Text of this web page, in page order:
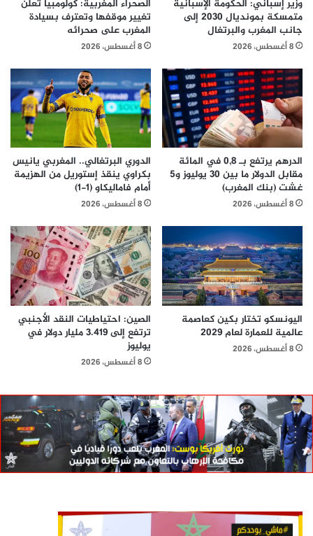
وزير إسباني: الحكومة الإسبانية
متمسكة بمونديال 2030 إلى
جانب المغرب والبرتغال
8 أغسطس، 2026
الصحراء المغربية: كولومبيا تعلن
تغيير موقفها وتعترف بسيادة
المغرب على صحرائه
8 أغسطس، 2026
الدرهم يرتفع بـ 0,8 في المائة
مقابل الدولار ما بين 30 يوليوز و5
غشت (بنك المغرب)
8 أغسطس، 2026
الدوري البرتغالي.. المغربي يانيس
بكراوي ينقذ إستوريل من الهزيمة
أمام فاماليكاو (1-1)
8 أغسطس، 2026
اليونسكو تختار بكين كعاصمة
عالمية للعمارة لعام 2029
8 أغسطس، 2026
الصين: احتياطيات النقد الأجنبي
ترتفع إلى 3.419 مليار دولار في
يوليوز
8 أغسطس، 2026